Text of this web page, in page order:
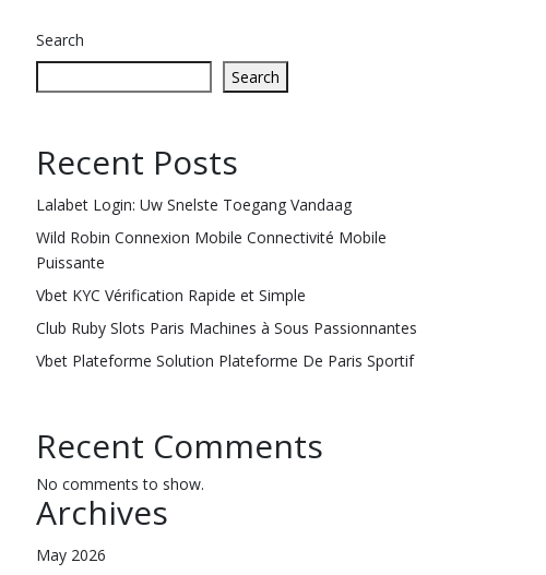
Search
Search
Recent Posts
Lalabet Login: Uw Snelste Toegang Vandaag
Wild Robin Connexion Mobile Connectivité Mobile
Puissante
Vbet KYC Vérification Rapide et Simple
Club Ruby Slots Paris Machines à Sous Passionnantes
Vbet Plateforme Solution Plateforme De Paris Sportif
Recent Comments
No comments to show.
Archives
May 2026